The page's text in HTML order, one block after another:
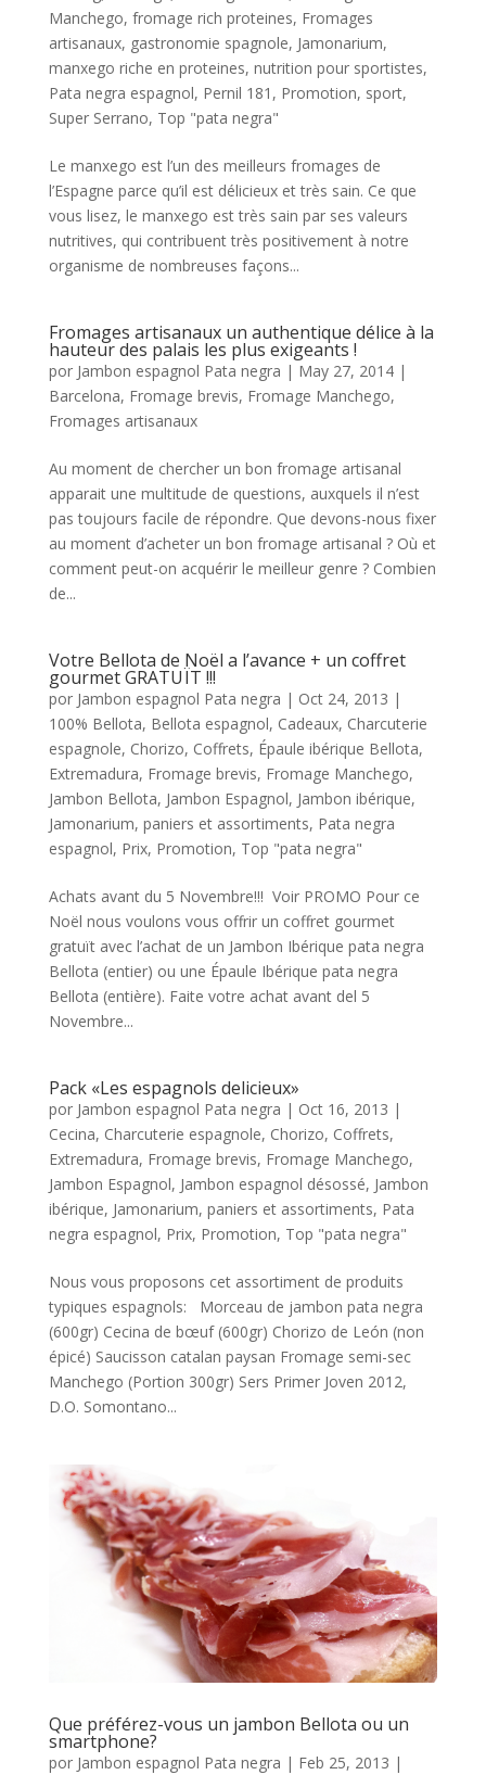
Manchego, fromage rich proteines, Fromages
artisanaux, gastronomie spagnole, Jamonarium,
manxego riche en proteines, nutrition pour sportistes,
Pata negra espagnol, Pernil 181 , Promotion, sport,
Super Serrano, Top "pata negra"
Le manxego est l’un des meilleurs fromages de
l’Espagne parce qu’il est délicieux et très sain. Ce que
vous lisez, le manxego est très sain par ses valeurs
nutritives, qui contribuent très positivement à notre
organisme de nombreuses façons...
Fromages artisanaux un authentique délice à la
hauteur des palais les plus exigeants !
por Jambon espagnol Pata negra | May 27, 2014|
Barcelona, Fromage brevis, Fromage Manchego,
Fromages artisanaux
Au moment de chercher un bon fromage artisanal
apparait une multitude de questions, auxquels il n’est
pas toujours facile de répondre. Que devons-nous fixer
au moment d’acheter un bon fromage artisanal ? Où et
comment peut-on acquérir le meilleur genre ? Combien
de...
Votre Bellota de Noël a l’avance + un coffret
gourmet GRATUÏT !!!
por Jambon espagnol Pata negra | Oct 24, 2013 |
100% Bellota, Bellota espagnol, Cadeaux, Charcuterie
espagnole, Chorizo, Coffrets, Épaule ibérique Bellota,
Extremadura, Fromage brevis, Fromage Manchego,
Jambon Bellota, Jambon Espagnol, Jambon ibérique,
Jamonarium, paniers et assortiments, Pata negra
espagnol, Prix, Promotion, Top "pata negra"
Achats avant du 5 Novembre!!! Voir PROMO Pour ce
Noël nous voulons vous offrir un coffret gourmet
gratuït avec l’achat de un Jambon Ibérique pata negra
Bellota (entier) ou une Épaule Ibérique pata negra
Bellota (entière). Faite votre achat avant del 5
Novembre...
Pack «Les espagnols delicieux»
por Jambon espagnol Pata negra | Oct 16, 2013 |
Cecina, Charcuterie espagnole, Chorizo, Coffrets,
Extremadura, Fromage brevis, Fromage Manchego,
Jambon Espagnol, Jambon espagnol désossé, Jambon
ibérique, Jamonarium, paniers et assortiments, Pata
negra espagnol, Prix, Promotion, Top "pata negra"
Nous vous proposons cet assortiment de produits
typiques espagnols: Morceau de jambon pata negra
(600gr) Cecina de bœuf (600gr) Chorizo de León (non
épicé) Saucisson catalan paysan Fromage semi-sec
Manchego (Portion 300gr) Sers Primer Joven 2012,
D.O. Somontano...
Que préférez-vous un jambon Bellota ou un
smartphone?
por Jambon espagnol Pata negra | Feb 25, 2013 |